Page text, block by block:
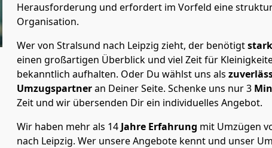
Herausforderung und erfordert im Vorfeld eine
Organisation.
Wer von Stralsund nach Leipzig zieht, der benötigt
einen großartigen Überblick und viel Zeit für
bekanntlich aufhalten. Oder Du wählst uns als
Umzugspartneran Deiner Seite. Schenke uns nur3
Zeit und wir übersenden Dir ein individuelles Angebot.
Wir haben mehr als 14 Jahre Erfahrung mit Umzügen
nach Leipzig. Wer unsere Angebote kennt und unser